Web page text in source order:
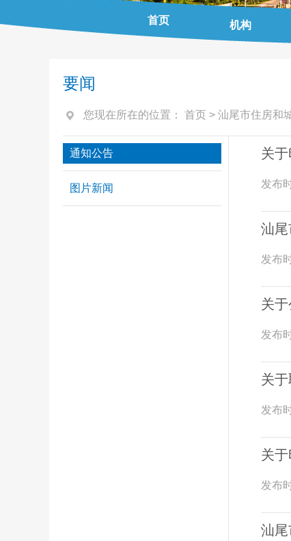
首页 机构
要闻
您现在所在的位置： 首页 > 汕尾市住房和
通知公告
图片新闻
关
发布
汕尾
发布
关
发布
关
发布
关
发布
汕